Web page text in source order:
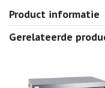
Product informatie
Gerelateerde